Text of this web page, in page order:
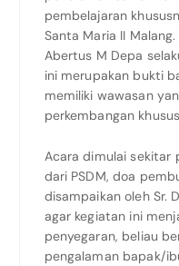
pembelajaran
Santa Maria II
Abertus M Depa
ini merupakan bukti
memiliki wawasan
perkembangan
Acara dimulai sekitar
dari PSDM, doa
disampaikan oleh Sr.
agar kegiatan ini
penyegaran, beliau
pengalaman bapak/